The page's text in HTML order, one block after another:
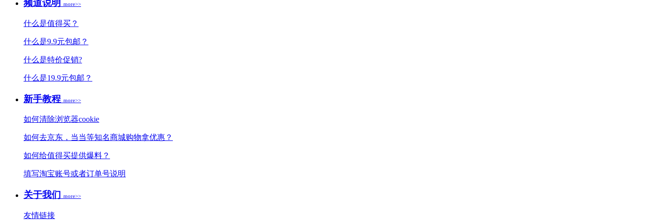
频道说明 more>>
什么是值得买？
什么是9.9元包邮？
什么是特价促销?
什么是19.9元包邮？
新手教程 more>>
如何清除浏览器cookie
如何去京东，当当等知名商城购物拿优惠？
如何给值得买提供爆料？
填写淘宝账号或者订单号说明
关于我们 more>>
友情链接